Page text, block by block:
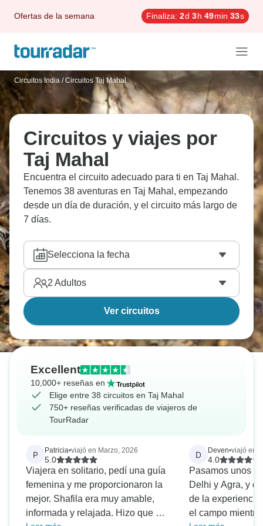
Ofertas de la semana Finaliza: 2d 3h 49min 31s
Circuitos India / Circuitos Taj Mahal
Circuitos y viajes por
Taj Mahal
Encuentra el circuito adecuado para ti en Taj Mahal.
Tenemos 38 aventuras en Taj Mahal, empezando
desde un día de duración, y el circuito más largo de
7 días.
Selecciona la fecha
2 Adultos
Ver circuitos
Excellent
10,000+ reseñas en
Elige entre 38 circuitos en Taj Mahal
750+ reseñas verificadas de viajeros de
TourRadar
P Patricia•viajó en Marzo, 2026
5.0
Viajera en solitario, pedí una guía
femenina y me proporcionaron la
mejor. Shafila era muy amable,
informada y relajada. Hizo que mi
D Deven•viajó en
4.0
Pasamos unos
Delhi y Agra, y
de la
el campo